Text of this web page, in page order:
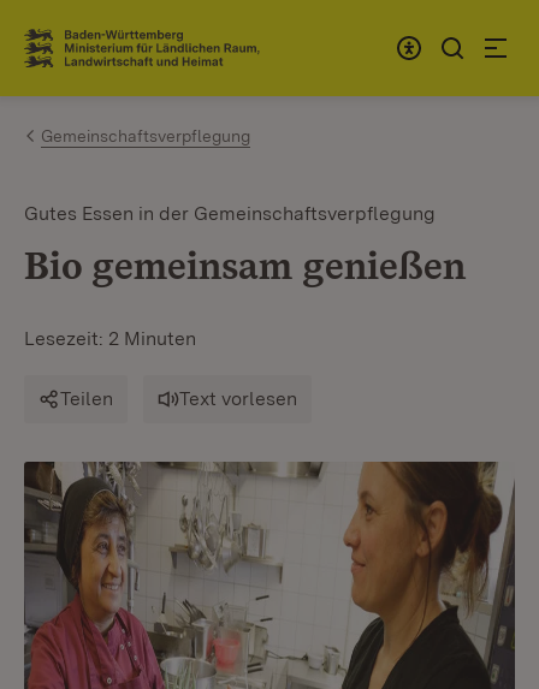
Zum Inhalt springen
Link zur Startseite
Gemeinschaftsverpflegung
Gutes Essen in der Gemeinschaftsverpflegung
Bio gemeinsam genießen
Lesezeit: 2 Minuten
Teilen Text vorlesen